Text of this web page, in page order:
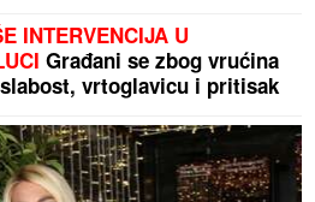
INTERVENCIJA U
Građani se zbog vrućina
vrtoglavicu i pritisak